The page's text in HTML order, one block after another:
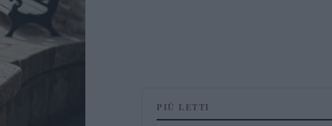
PIÙ LETTI